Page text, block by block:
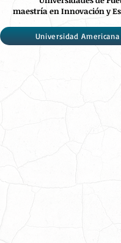
maestría en Innovación y
Universidad